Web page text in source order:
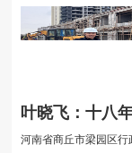
叶晓飞：十八